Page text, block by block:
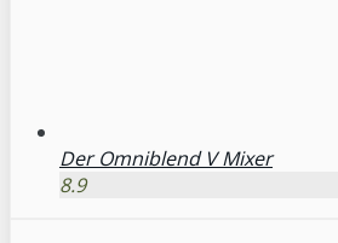
Der Omniblend V Mixer
8.9